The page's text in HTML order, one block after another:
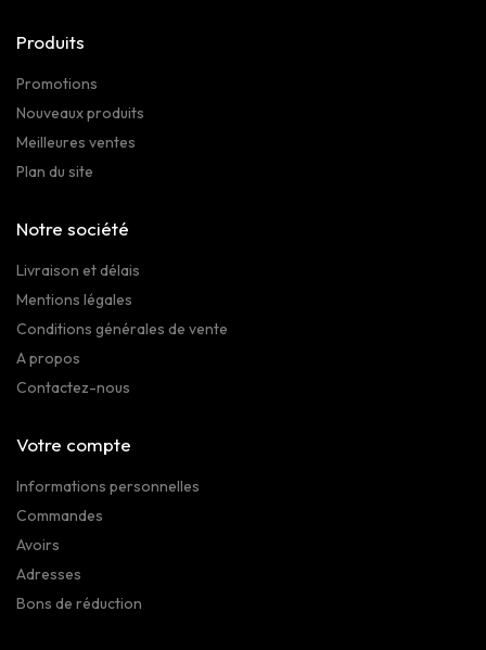
Produits
Promotions
Nouveaux produits
Meilleures ventes
Plan du site
Notre société
Livraison et délais
Mentions légales
Conditions générales de vente
A propos
Contactez-nous
Votre compte
Informations personnelles
Commandes
Avoirs
Adresses
Bons de réduction